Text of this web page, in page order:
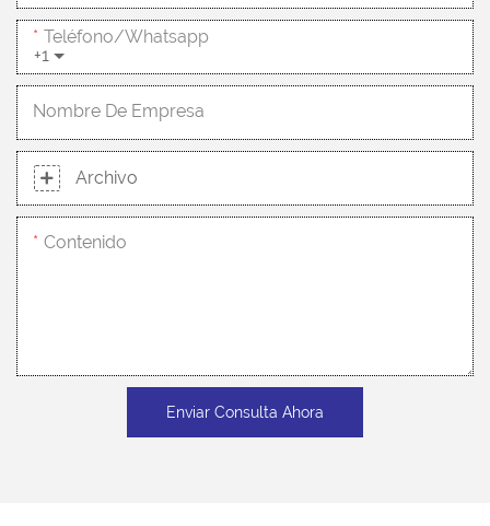
+1
Teléfono/whatsapp
Nombre De Empresa
Archivo
Contenido
Enviar Consulta Ahora